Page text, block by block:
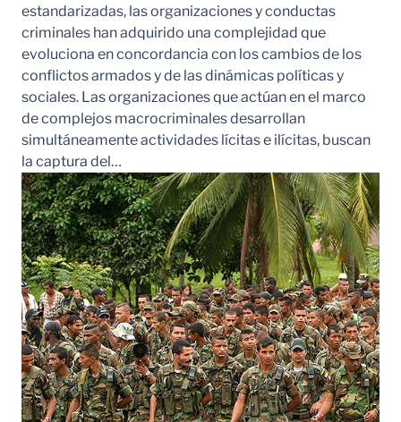
estandarizadas, las organizaciones y conductas
criminales han adquirido una complejidad que
evoluciona en concordancia con los cambios de los
conflictos armados y de las dinámicas políticas y
sociales. Las organizaciones que actúan en el marco
de complejos macrocriminales desarrollan
simultáneamente actividades lícitas e ilícitas, buscan
la captura del…